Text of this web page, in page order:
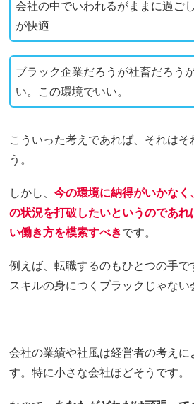
会社の中でいわれるがままに過ご
が快適
ブラック企業だろうが社畜だろう
い。この環境でいい。
こういった考えであれば、それはそ
う。
しかし、今の環境に納得がいかな
の状況を打破したいというのであ
い働き方を模索すべきです。
例えば、転職するのもひとつの手で
スキルの身につくブラックじゃない
会社の業績や社風は経営者の考えに
す。特に小さな会社ほどそうです。